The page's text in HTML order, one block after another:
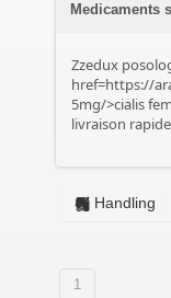
Medicaments
Zzedux
href=https://
5mg/>cialis
livraison
Handling
1